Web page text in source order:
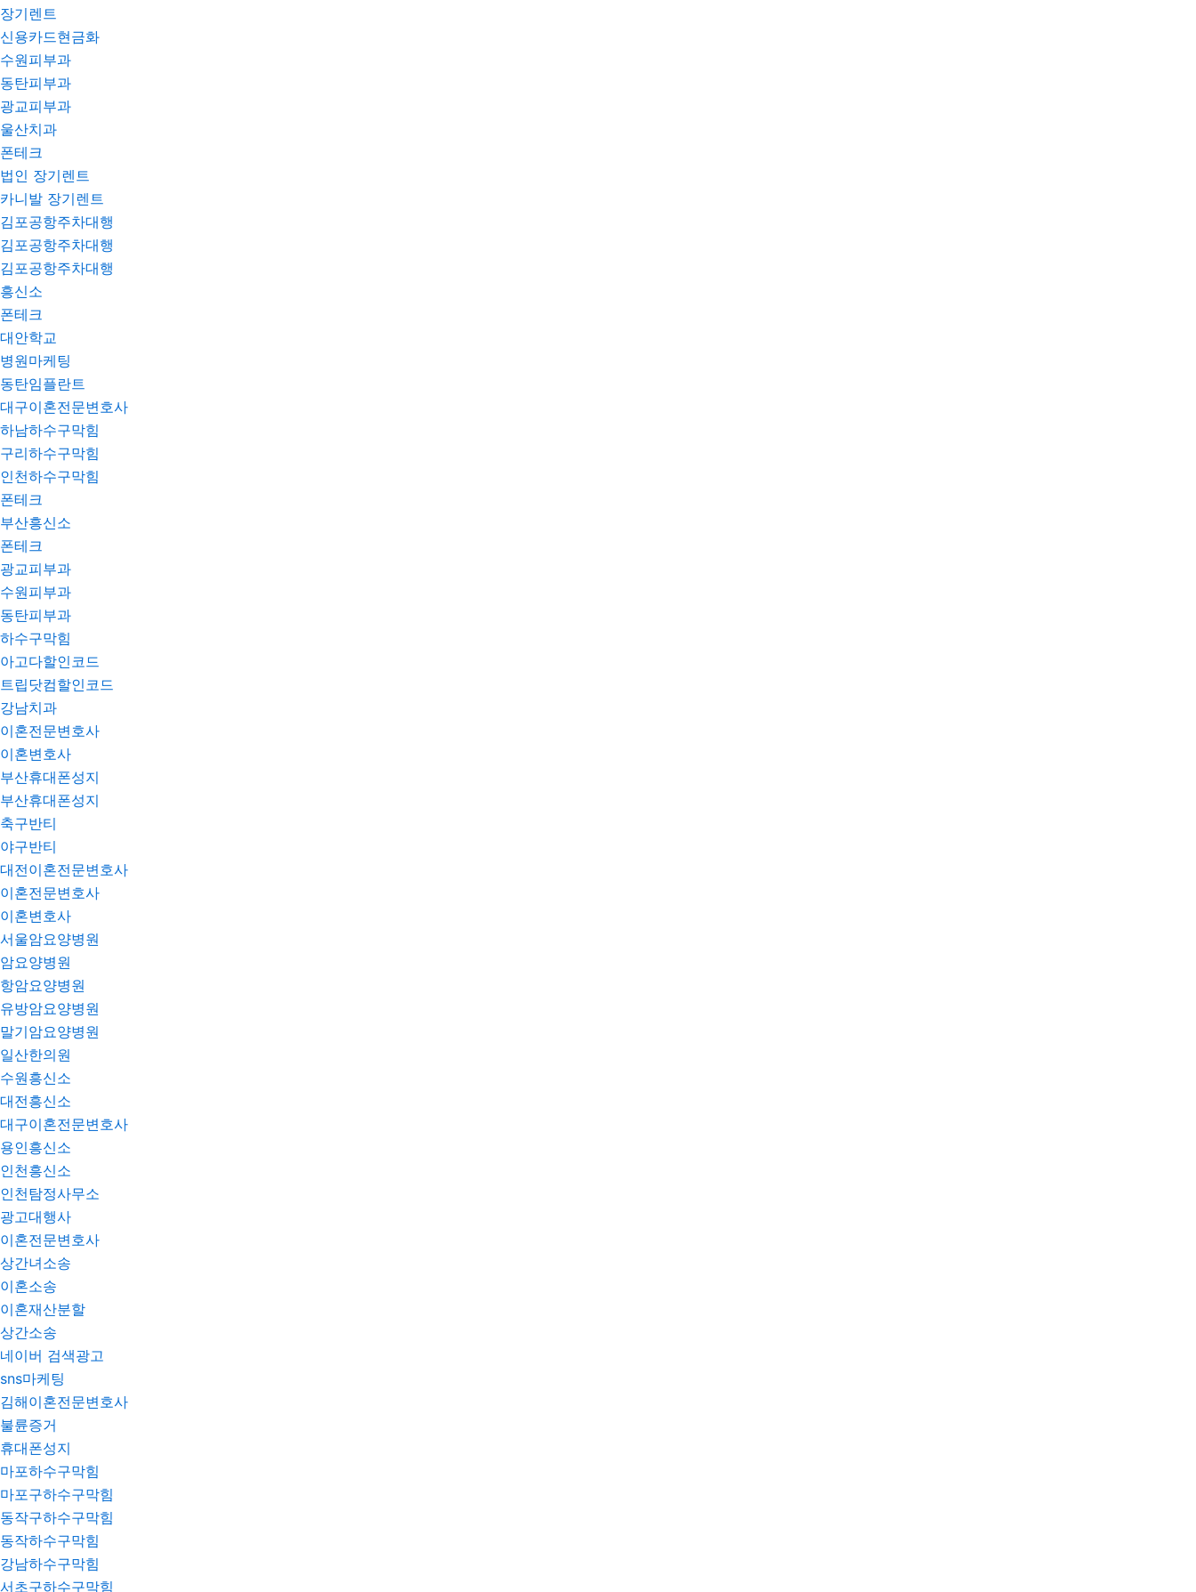
장기렌트
신용카드현금화
수원피부과
동탄피부과
광교피부과
울산치과
폰테크
법인 장기렌트
카니발 장기렌트
김포공항주차대행
김포공항주차대행
김포공항주차대행
흥신소
폰테크
대안학교
병원마케팅
동탄임플란트
대구이혼전문변호사
하남하수구막힘
구리하수구막힘
인천하수구막힘
폰테크
부산흥신소
폰테크
광교피부과
수원피부과
동탄피부과
하수구막힘
아고다할인코드
트립닷컴할인코드
강남치과
이혼전문변호사
이혼변호사
부산휴대폰성지
부산휴대폰성지
축구반티
야구반티
대전이혼전문변호사
이혼전문변호사
이혼변호사
서울암요양병원
암요양병원
항암요양병원
유방암요양병원
말기암요양병원
일산한의원
수원흥신소
대전흥신소
대구이혼전문변호사
용인흥신소
인천흥신소
인천탐정사무소
광고대행사
이혼전문변호사
상간녀소송
이혼소송
이혼재산분할
상간소송
네이버 검색광고
sns마케팅
김해이혼전문변호사
불륜증거
휴대폰성지
마포하수구막힘
마포구하수구막힘
동작구하수구막힘
동작하수구막힘
강남하수구막힘
서초구하수구막힘